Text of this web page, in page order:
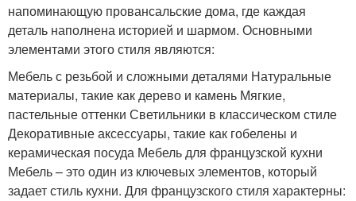
напоминающую провансальские дома, где каждая
деталь наполнена историей и шармом. Основными
элементами этого стиля являются:
Мебель с резьбой и сложными деталями Натуральные
материалы, такие как дерево и камень Мягкие,
пастельные оттенки Светильники в классическом стиле
Декоративные аксессуары, такие как гобелены и
керамическая посуда Мебель для французской кухни
Мебель – это один из ключевых элементов, который
задает стиль кухни. Для французского стиля характерны: